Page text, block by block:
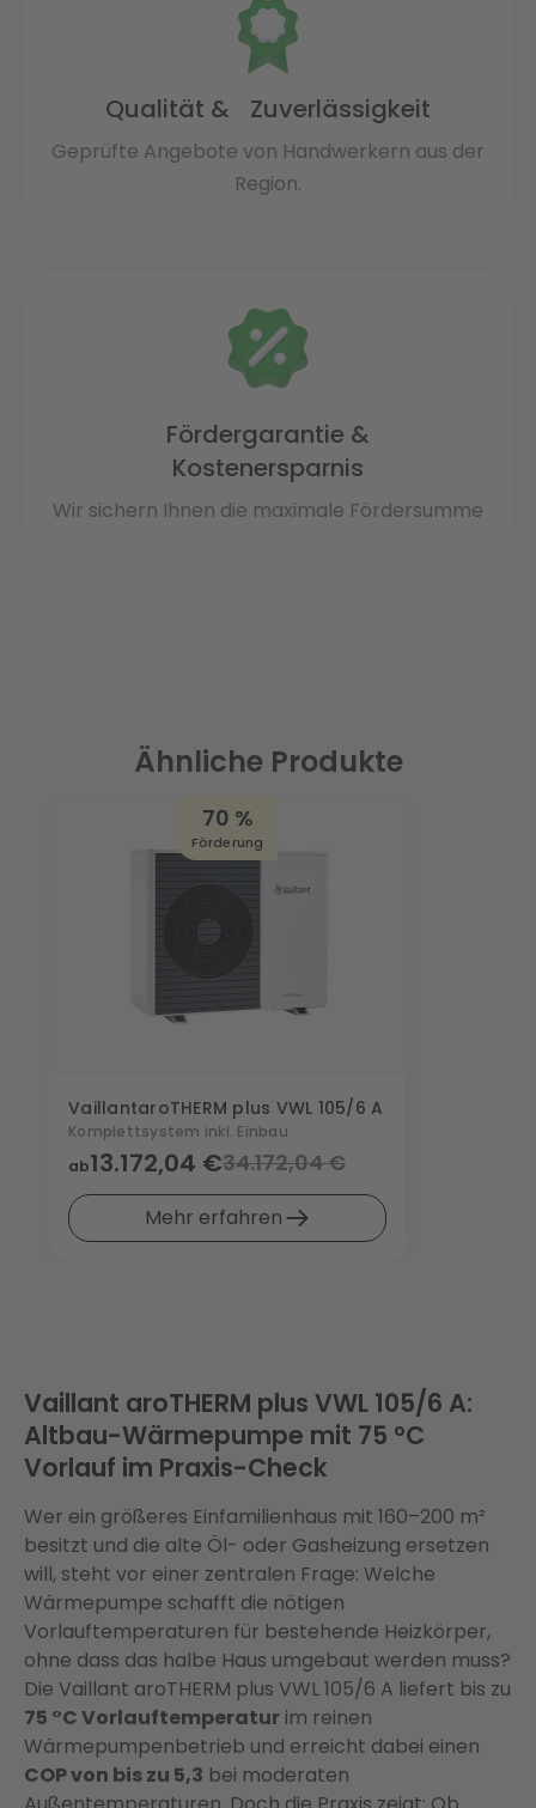
Qualität & Zuverlässigkeit
Geprüfte Angebote von Handwerkern aus der
Region.
Fördergarantie &
Kostenersparnis
Wir sichern Ihnen die maximale Fördersumme
Ähnliche Produkte
VaillantaroTHERM plus VWL 105/6 A
Komplettsystem inkl. Einbau
ab13.172,04 €34.172,04 €
Mehr erfahren
70 %
Förderung
Vaillant aroTHERM plus VWL 105/6 A:
Altbau-Wärmepumpe mit 75 °C
Vorlauf im Praxis-Check
Wer ein größeres Einfamilienhaus mit 160–200 m²
besitzt und die alte Öl- oder Gasheizung ersetzen
will, steht vor einer zentralen Frage: Welche
Wärmepumpe schafft die nötigen
Vorlauftemperaturen für bestehende Heizkörper,
ohne dass das halbe Haus umgebaut werden muss?
Die Vaillant aroTHERM plus VWL 105/6 A liefert bis zu
75 °C Vorlauftemperatur im reinen
Wärmepumpenbetrieb und erreicht dabei einen
COP von bis zu 5,3 bei moderaten